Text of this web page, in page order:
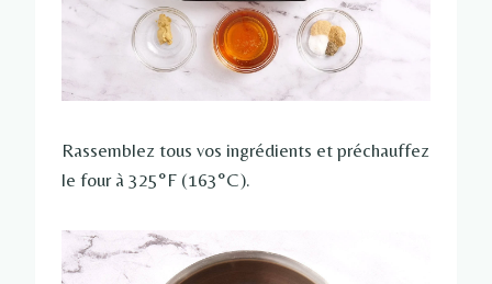
Rassemblez tous vos ingrédients et préchauffez
le four à 325°F (163°C).